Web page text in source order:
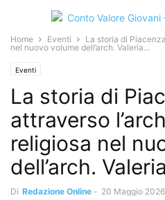
Home Eventi
La storia di
nel nuovo volume dell’arch. Valeria...
Eventi
La storia di
attraverso
religiosa nel
dell’arch.
Di Redazione Online - 20 Maggio 2026